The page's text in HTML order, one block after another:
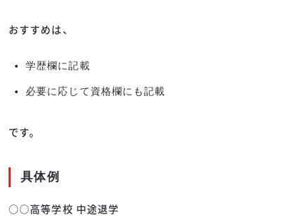
おすすめは、
学歴欄に記載
必要に応じて資格欄にも記載
です。
具体例
○○高等学校 中途退学